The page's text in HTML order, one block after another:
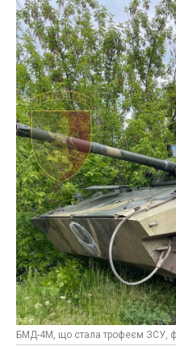
БМД-4М, що стала трофеєм ЗСУ,